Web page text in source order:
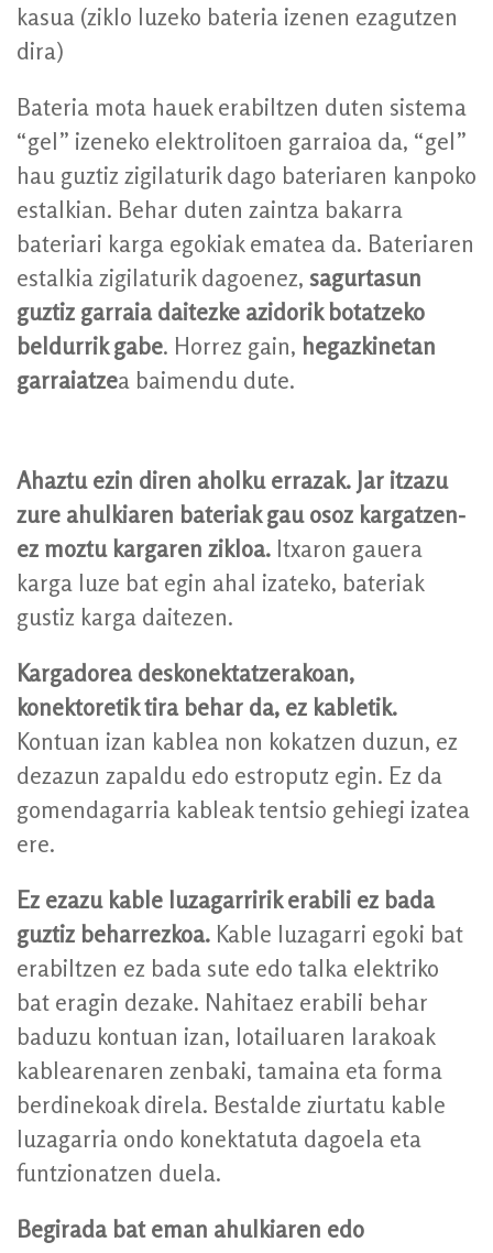
kasua (ziklo luzeko bateria izenen ezagutzen
dira)
Bateria mota hauek erabiltzen duten sistema
“gel” izeneko elektrolitoen garraioa da, “gel”
hau guztiz zigilaturik dago bateriaren kanpoko
estalkian. Behar duten zaintza bakarra
bateriari karga egokiak ematea da. Bateriaren
estalkia zigilaturik dagoenez, sagurtasun
guztiz garraia daitezke azidorik botatzeko
beldurrik gabe. Horrez gain, hegazkinetan
garraiatzea baimendu dute.
Ahaztu ezin diren aholku errazak. Jar itzazu
zure ahulkiaren bateriak gau osoz kargatzen-
ez moztu kargaren zikloa. Itxaron gauera
karga luze bat egin ahal izateko, bateriak
gustiz karga daitezen.
Kargadorea deskonektatzerakoan,
konektoretik tira behar da, ez kabletik.
Kontuan izan kablea non kokatzen duzun, ez
dezazun zapaldu edo estroputz egin. Ez da
gomendagarria kableak tentsio gehiegi izatea
ere.
Ez ezazu kable luzagarririk erabili ez bada
guztiz beharrezkoa. Kable luzagarri egoki bat
erabiltzen ez bada sute edo talka elektriko
bat eragin dezake. Nahitaez erabili behar
baduzu kontuan izan, lotailuaren larakoak
kablearenaren zenbaki, tamaina eta forma
berdinekoak direla. Bestalde ziurtatu kable
luzagarria ondo konektatuta dagoela eta
funtzionatzen duela.
Begirada bat eman ahulkiaren edo